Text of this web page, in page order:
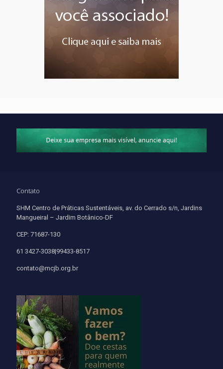
Contato
SHM Centro de Práticas Sustentáveis, av. do Cerrado s/n, Jardins
Mangueiral – Jardim Botânico-DF
CEP: 71687-130
61 3427-3038|99433-8517
contato@mcjb.org.br